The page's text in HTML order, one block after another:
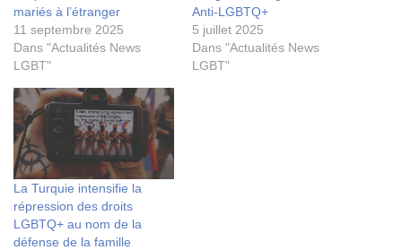
mariés à l’étranger
11 septembre 2025
Dans "Actualités News
LGBT"
Anti-LGBTQ+
5 juillet 2025
Dans "Actualités News
LGBT"
La Turquie intensifie la
répression des droits
LGBTQ+ au nom de la
défense de la famille